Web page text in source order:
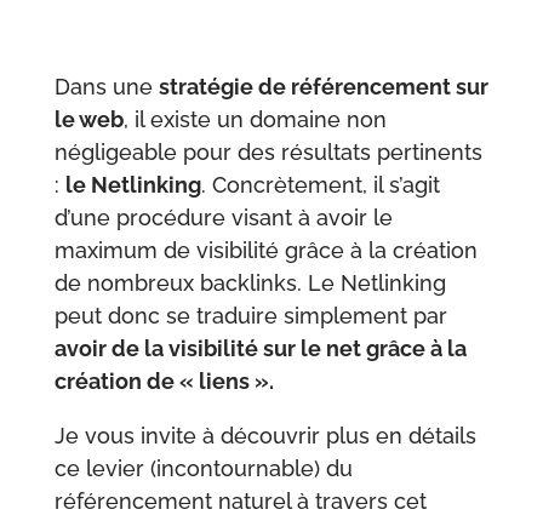
Dans une stratégie de référencement sur
le web, il existe un domaine non
négligeable pour des résultats pertinents
: le Netlinking. Concrètement, il s’agit
d’une procédure visant à avoir le
maximum de visibilité grâce à la création
de nombreux backlinks. Le Netlinking
peut donc se traduire simplement par
avoir de la visibilité sur le net grâce à la
création de « liens ».
Je vous invite à découvrir plus en détails
ce levier (incontournable) du
référencement naturel à travers cet